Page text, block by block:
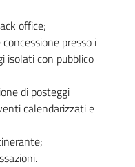
office;
presso i
isolati con pubblico
di posteggi
calendarizzati e